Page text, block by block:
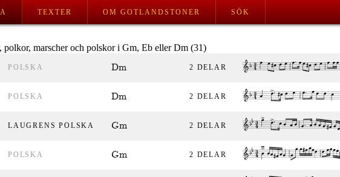
TEXTER OM GOTLANDSTONER SÖK
polkor, marscher och polskor i Gm, Eb eller Dm (31)
POLSKA Dm 2 DELAR
POLSKA Dm 2 DELAR
LAUGRENS POLSKA Gm 2 DELAR
POLSKA Gm 2 DELAR